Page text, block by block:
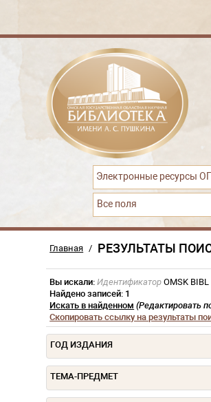
Электронные ресурсы
Все поля
Главная / РЕЗУЛЬТАТЫ
Вы искали: Идентификатор OMSK
Найдено записей: 1
Искать в найденном (Редактировать
Скопировать ссылку на результаты
ГОД ИЗДАНИЯ
ТЕМА-ПРЕДМЕТ